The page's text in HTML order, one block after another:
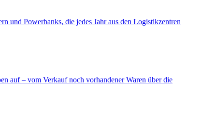
und Powerbanks, die jedes Jahr aus den Logistikzentren
auf – vom Verkauf noch vorhandener Waren über die